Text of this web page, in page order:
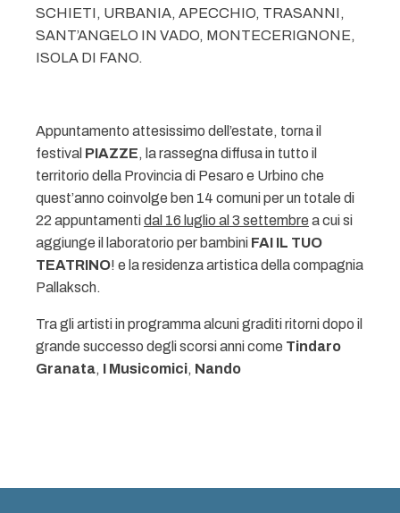
SCHIETI, URBANIA, APECCHIO, TRASANNI,
SANT’ANGELO IN VADO, MONTECERIGNONE,
ISOLA DI FANO.
Appuntamento attesissimo dell’estate, torna il
festival PIAZZE, la rassegna diffusa in tutto il
territorio della Provincia di Pesaro e Urbino che
quest’anno coinvolge ben 14 comuni per un totale di
22 appuntamentidal 16 luglio al 3 settembre a cui si
aggiunge il laboratorio per bambini FAI IL TUO
TEATRINO! e la residenza artistica della compagnia
Pallaksch.
Tra gli artisti in programma alcuni graditi ritorni dopo il
grande successo degli scorsi anni come Tindaro
Granata, I Musicomici, Nando